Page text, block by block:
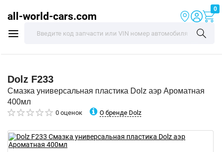
all-world-cars.com
0
Dolz F233
Смазка универсальная пластика Dolz аэр Ароматная
400мл
0 оценок О бренде Dolz